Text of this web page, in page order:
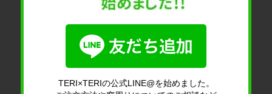
TERI×TERIの公式LINE@を始めました。